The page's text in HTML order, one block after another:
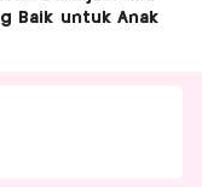
Baik untuk Anak